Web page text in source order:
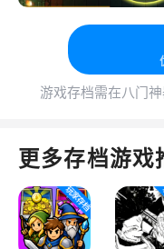
游戏存档需在八门
更多存档游戏